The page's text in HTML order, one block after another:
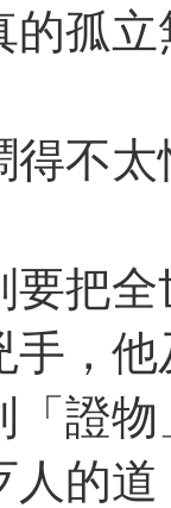
的孤
得不
要把
手，
「證
人的